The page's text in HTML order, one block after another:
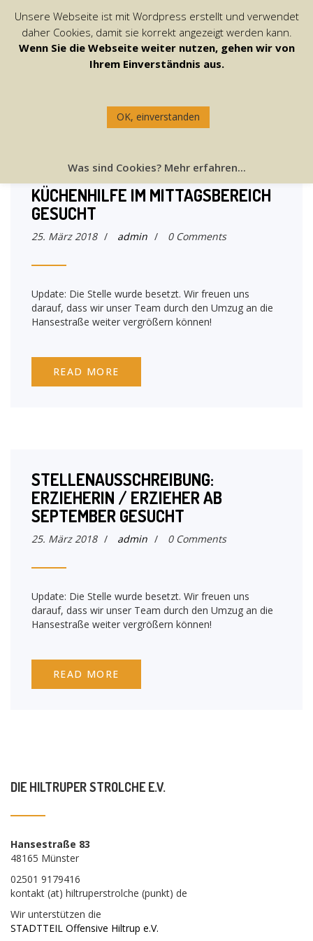
STELLENAUSSCHREIBUNG:
KÜCHENHILFE IM MITTAGSBEREICH
GESUCHT
25. März 2018 / admin / 0 Comments
Update: Die Stelle wurde besetzt. Wir freuen uns
darauf, dass wir unser Team durch den Umzug an die
Hansestraße weiter vergrößern können!
READ MORE
STELLENAUSSCHREIBUNG:
ERZIEHERIN / ERZIEHER AB
SEPTEMBER GESUCHT
25. März 2018 / admin / 0 Comments
Update: Die Stelle wurde besetzt. Wir freuen uns
darauf, dass wir unser Team durch den Umzug an die
Hansestraße weiter vergrößern können!
READ MORE
DIE HILTRUPER STROLCHE E.V.
Hansestraße 83
48165 Münster
02501 9179416
kontakt (at) hiltruperstrolche (punkt) de
Wir unterstützen die
STADTTEIL Offensive Hiltrup e.V.
Unsere Webseite ist mit Wordpress erstellt und verwendet
daher Cookies, damit sie korrekt angezeigt werden kann.
Wenn Sie die Webseite weiter nutzen, gehen wir von
Ihrem Einverständnis aus.
OK, einverstanden
Was sind Cookies? Mehr erfahren...